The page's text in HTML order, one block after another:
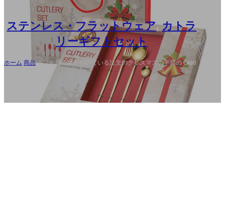
ステンレス・フラットウェア,カトラ
リーギフトセット
ホーム 商品/ギフト用の箱が付いている注文のクリスマスの平皿の Glod